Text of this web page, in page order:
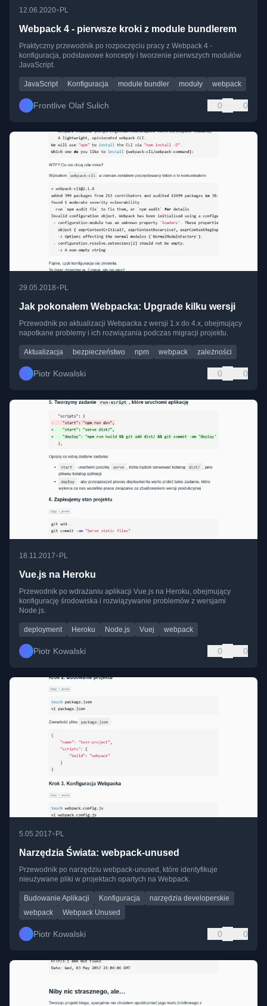
12.06.2020•PL
Webpack 4 - pierwsze kroki z module bundlerem
Praktyczny przewodnik po rozpoczęciu pracy z Webpack 4 -
konfiguracja, podstawowe koncepty i tworzenie pierwszych modułów
JavaScript.
JavaScript Konfiguracja module bundler moduły webpack
Frontlive Olaf Sulich 0 0
29.05.2018• PL
Jak pokonałem Webpacka: Upgrade kilku wersji
Przewodnik po aktualizacji Webpacka z wersji 1.x do 4.x, obejmujący
napotkane problemy i ich rozwiązania podczas migracji projektu.
Aktualizacja bezpieczeństwo npm webpack zależności
Piotr Kowalski 0 0
18.11.2017• PL
Vue.js na Heroku
Przewodnik po wdrażaniu aplikacji Vue.js na Heroku, obejmujący
konfigurację środowiska i rozwiązywanie problemów z wersjami
Node.js.
deployment Heroku Node.js Vuej webpack
Piotr Kowalski 0 0
5.05.2017•PL
Narzędzia Świata: webpack-unused
Przewodnik po narzędziu webpack-unused, które identyfikuje
nieużywane pliki w projektach opartych na Webpack.
Budowanie Aplikacji Konfiguracja
narzędzia developerskie
webpack
Webpack Unused
Piotr Kowalski 0 0